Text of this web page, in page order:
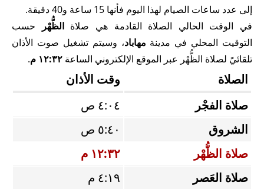
إلى عدد ساعات الصيام لهذا اليوم فأنها 15 ساعة و40 دقيقة.
في الوقت الحالي الصلاة القادمة هي صلاةالظُّهْر
حسب
التوقيت المحلي في مدينة مهاباد، وسيتم تشغيل صوت الأذان
تلقائيً لصلاة الظُّهْر عبر الموقع الإلكتروني الساعة ١٢:٣٢ م .
الصلاة
وقت الأذان
صلاة الفجْر
٤:٠٤ ص
الشروق
٥:٤٠ ص
صلاة الظُّهْر
١٢:٣٢ م
صلاة العَصر
٤:١٩ م